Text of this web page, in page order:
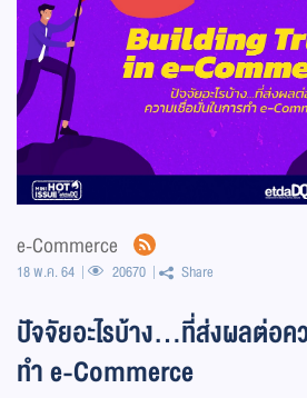
e-Commerce
18 พ.ค. 64 20670 Share
ปัจจัยอะไรบ้าง…ที่ส่งผลต่อค
ทำ e-Commerce